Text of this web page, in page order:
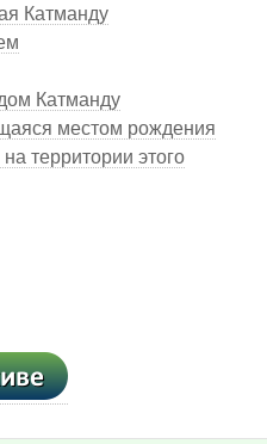
Катманду
Катманду
местом рождения
территории этого